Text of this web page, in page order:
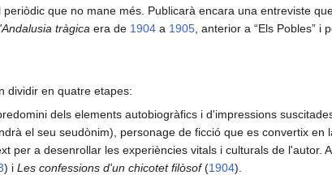
que no mane més. Publicarà encara una entreviste
tràgica era de 1904 a 1905 , anterior a “Els Pobles” i
dividir en quatre etapes:
dels elements autobiogràfics i d'impressions
el seu seudònim), personage de ficció que es convertix en
per a desenrollar les experiències vitals i culturals de l'autor.
) iLes confessions d'un chicotet filòsof(1904).